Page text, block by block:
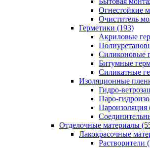
Огнестойкие
Очиститель
Герметики (193)
Акриловые
Силиконовые
Битумные
Силикатные
Изоляционные
Гидро-
Паро-
Пароизоляция
Отделочные материалы
Лакокрасочные
Растворители